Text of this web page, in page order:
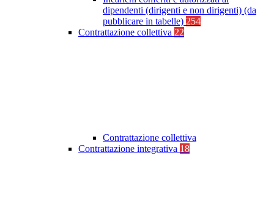
dipendenti (dirigenti e non dirigenti) (da
pubblicare in tabelle) 254
Contrattazione collettiva 22
Contrattazione collettiva
Contrattazione integrativa 18